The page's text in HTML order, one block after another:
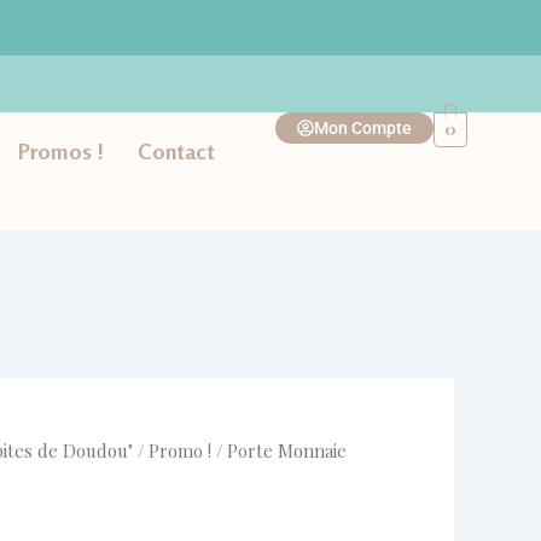
Promos ! Contact
Mon Compte 0
de Doudou" / Promo ! / Porte Monnaie
€.
7,00 €.